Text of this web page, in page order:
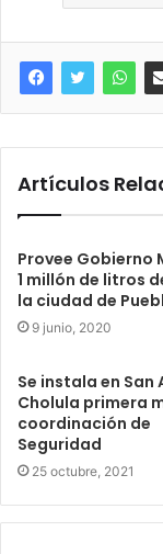
Artículos
Provee Gobierno
1 millón de litros
la ciudad de
9 junio, 2020
Se instala en San
Cholula primera
coordinación de
Seguridad
25 octubre, 2021